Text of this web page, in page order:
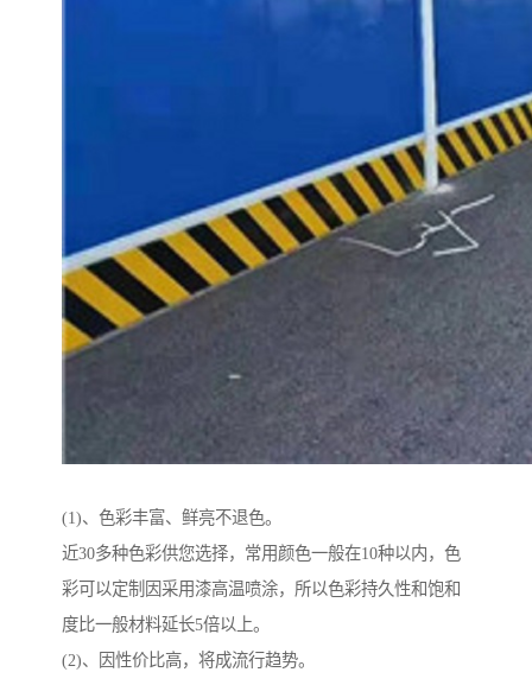
(1)、色彩丰富、鲜亮不退色。
近30多种色彩供您选择，常用颜色一般在10种以内，色
彩可以定制因采用漆高温喷涂，所以色彩持久性和饱和
度比一般材料延长5倍以上。
(2)、因性价比高，将成流行趋势。